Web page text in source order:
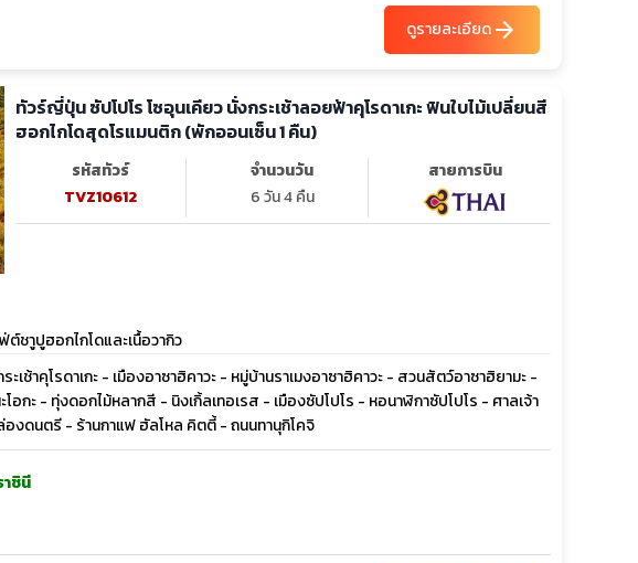
ดูรายละเอียดarrow_forward
ทัวร์ญี่ปุ่น ซัปโปโร โซอุนเคียว นั่งกระเช้าลอยฟ้าคุโรดาเกะ ฟินใบไม้เปลี่ยนสี
ฮอกไกโดสุดโรแมนติก (พักออนเซ็น 1 คืน)
รหัสทัวร์
TVZ10612
จำนวนวัน
6 วัน 4 คืน
สายการบิน
ต์ชาูปูฮอกไกโดและเนื้อวากิว
เช้าคุโรดาเกะ - เมืองอาซาฮิคาวะ - หมู่บ้านราเมงอาซาฮิคาวะ - สวนสัตว์อาซาฮิยามะ -
อกะ - ทุ่งดอกไม้หลากสี - นิงเกิ้ลเทอเรส - เมืองซัปโปโร - หอนาฬิกาซัปโปโร - ศาลเจ้า
งดนตรี - ร้านกาแฟ ฮัลโหล คิตตี้ - ถนนทานุกิโคจิ
ชินี